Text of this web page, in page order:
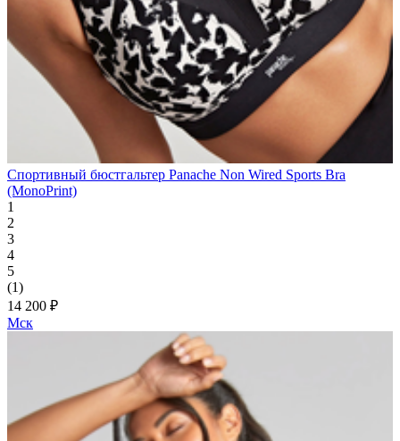
Спортивный бюстгальтер Panache Non Wired Sports Bra
(MonoPrint)
1
2
3
4
5
(1)
14 200 ₽
Мск